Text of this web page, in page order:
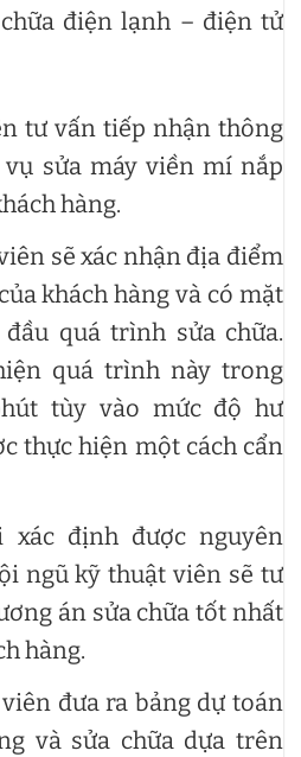
điện lạnh – điện tử
tư vấn tiếp nhận thông
sửa máy viền mí nắp
hàng.
sẽ xác nhận địa điểm
khách hàng và có mặt
quá trình sửa chữa.
quá trình này trong
tùy vào mức độ hư
thực hiện một cách cẩn
xác định được nguyên
ngũ kỹ thuật viên sẽ tư
án sửa chữa tốt nhất
hàng.
đưa ra bảng dự toán
và sửa chữa dựa trên